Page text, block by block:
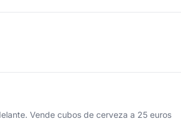
Vende cubos de cerveza a 25 euros